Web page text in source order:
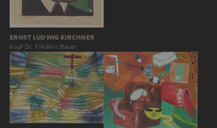
ERNST LUDWIG KIRCHNER
Kopf Dr. Frédéric Bauer